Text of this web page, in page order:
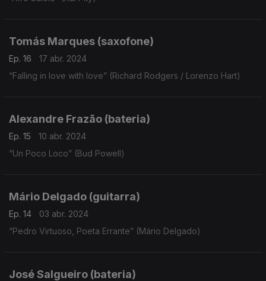
Tomás Marques (saxofone)
Ep. 16
17 abr. 2024
“Falling in love with love” (Richard Rodgers / Lorenzo Hart)
Alexandre Frazão (bateria)
Ep. 15
10 abr. 2024
“Un Poco Loco” (Bud Powell)
Mário Delgado (guitarra)
Ep. 14
03 abr. 2024
“Pedro Virtuoso, Poeta Errante” (Mário Delgado)
José Salgueiro (bateria)